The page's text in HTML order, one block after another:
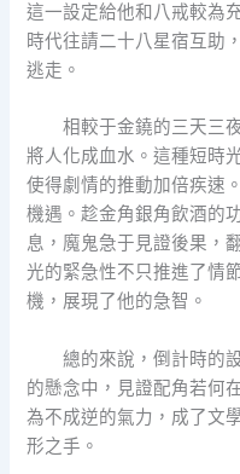
這一設定給他和八戒較為
時代往請二十八星宿互助
逃走。
相較于金鐃的三天三
將人化成血水。這種短時
使得劇情的推動加倍疾速
機遇。趁金角銀角飲酒的
息，魔鬼急于見證後果，
光的緊急性不只推進了情
機，展現了他的急智。
總的來說，倒計時的
的懸念中，見證配角若何
為不成逆的氣力，成了文
形之手。